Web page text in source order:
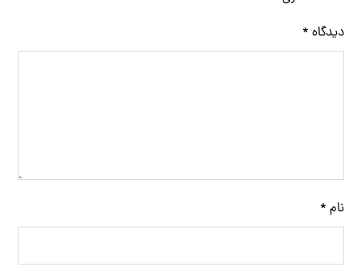
دیدگاه *
نام *